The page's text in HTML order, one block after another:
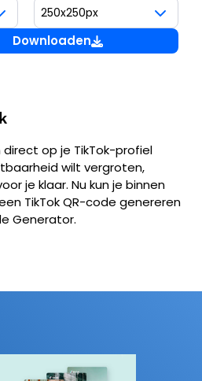
Downloaden
op je TikTok-profiel
wilt vergroten,
je klaar. Nu kun je binnen
TikTok QR-code genereren
Generator.